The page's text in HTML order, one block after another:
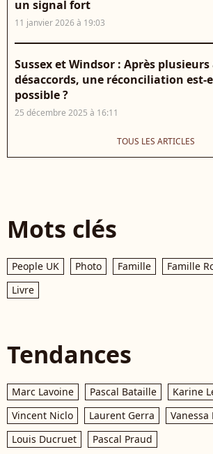
un signal fort
11 janvier 2026 à 19:03
Sussex et Windsor : Après plusieurs
désaccords, une réconciliation
possible ?
25 décembre 2025 à 16:11
TOUS LES ARTICLES
Mots clés
People UK Photo Famille Famille
Livre
Tendances
Marc Lavoine Pascal Bataille
Karine
Vincent Niclo
Laurent Gerra
Vanessa
Louis Ducruet
Pascal Praud